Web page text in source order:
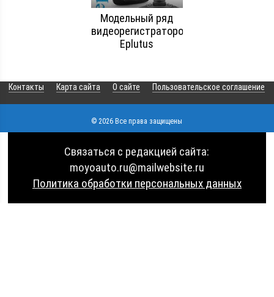
Модельный ряд
видеорегистраторов
Eplutus
Контакты Карта сайта О сайте Пользовательское соглашение
© 2026 Все права защищены
Связаться с редакцией сайта:
moyoauto.ru@mailwebsite.ru
Политика обработки персональных данных